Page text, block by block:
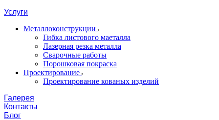
Услуги
Металлоконструкции
Гибка листового маеталла
Лазерная резка металла
Сварочные работы
Порошковая покраска
Проектирование
Проектирование кованых изделий
Галерея
Контакты
Блог